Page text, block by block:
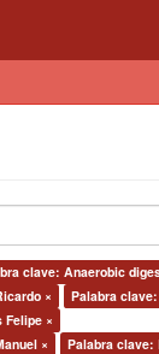
clave: Anaerobic
×
Palabra
×
×
Palabra clave: